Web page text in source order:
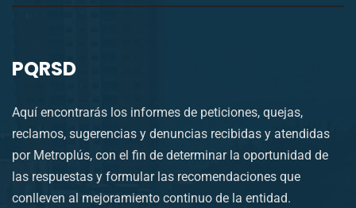
PQRSD
Aquí encontrarás los informes de peticiones, quejas,
reclamos, sugerencias y denuncias recibidas y atendidas
por Metroplús, con el fin de determinar la oportunidad de
las respuestas y formular las recomendaciones que
conlleven al mejoramiento continuo de la entidad.